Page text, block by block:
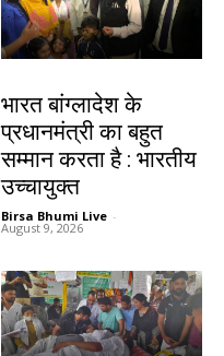
भारत बांग्लादेश के
प्रधानमंत्री का बहुत
सम्मान करता है : भारतीय
उच्चायुक्त
Birsa Bhumi Live -
August 9, 2026